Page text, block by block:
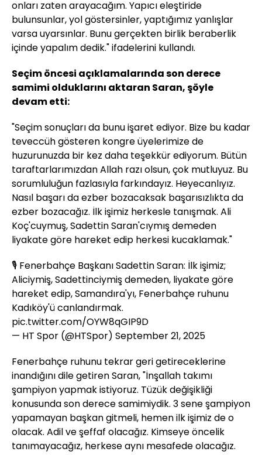
onları zaten arayacağım. Yapıcı eleştiride
bulunsunlar, yol göstersinler, yaptığımız yanlışlar
varsa uyarsınlar. Bunu gerçekten birlik beraberlik
içinde yapalım dedik." ifadelerini kullandı.
Seçim öncesi açıklamalarında son derece
samimi olduklarını aktaran Saran, şöyle
devam etti:
"Seçim sonuçları da bunu işaret ediyor. Bize bu kadar
teveccüh gösteren kongre üyelerimize de
huzurunuzda bir kez daha teşekkür ediyorum. Bütün
taraftarlarımızdan Allah razı olsun, çok mutluyuz. Bu
sorumluluğun fazlasıyla farkındayız. Heyecanlıyız.
Nasıl başarı da ezber bozacaksak başarısızlıkta da
ezber bozacağız. İlk işimiz herkesle tanışmak. Ali
Koç'cuymuş, Sadettin Saran'cıymış demeden
liyakate göre hareket edip herkesi kucaklamak."
🎙️ Fenerbahçe Başkanı Sadettin Saran: İlk işimiz;
Aliciymiş, Sadettinciymiş demeden, liyakate göre
hareket edip, Samandıra'yı, Fenerbahçe ruhunu
Kadıköy'ü canlandırmak.
pic.twitter.com/OYW8qGIP9D
— HT Spor (@HTSpor) September 21, 2025
Fenerbahçe ruhunu tekrar geri getireceklerine
inandığını dile getiren Saran, "İnşallah takımı
şampiyon yapmak istiyoruz. Tüzük değişikliği
konusunda son derece samimiydik. 3 sene şampiyon
yapamayan başkan gitmeli, hemen ilk işimiz de o
olacak. Adil ve şeffaf olacağız. Kimseye öncelik
tanımayacağız, herkese aynı mesafede olacağız.